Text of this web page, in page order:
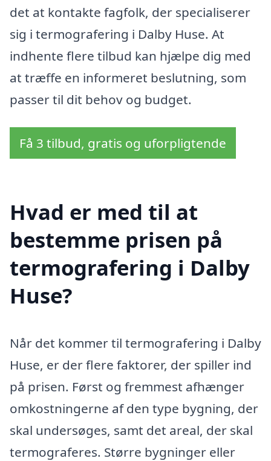
det at kontakte fagfolk, der specialiserer
sig i termografering i Dalby Huse. At
indhente flere tilbud kan hjælpe dig med
at træffe en informeret beslutning, som
passer til dit behov og budget.
Få 3 tilbud, gratis og uforpligtende
Hvad er med til at
bestemme prisen på
termografering i Dalby
Huse?
Når det kommer til termografering i Dalby
Huse, er der flere faktorer, der spiller ind
på prisen. Først og fremmest afhænger
omkostningerne af den type bygning, der
skal undersøges, samt det areal, der skal
termograferes. Større bygninger eller